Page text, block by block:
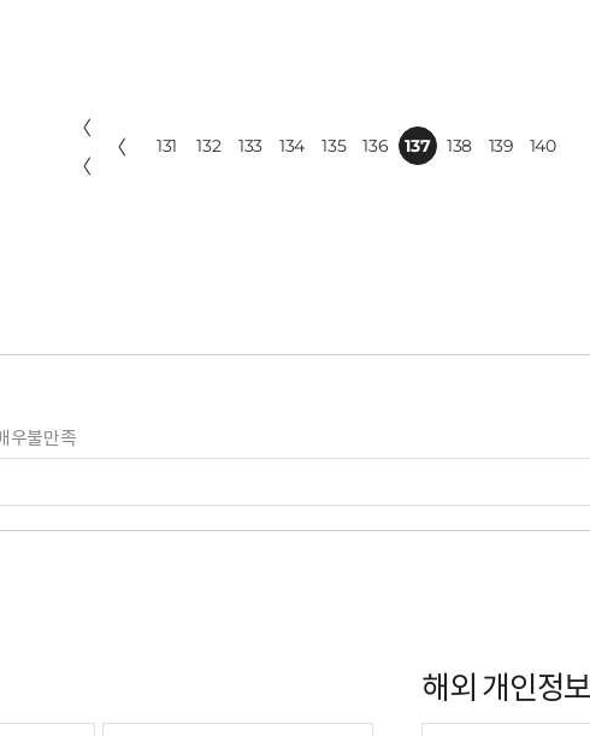
〈
〈
〈 131 132 133 134 135 136 137 138 139 140
우불만족
해외 개인정